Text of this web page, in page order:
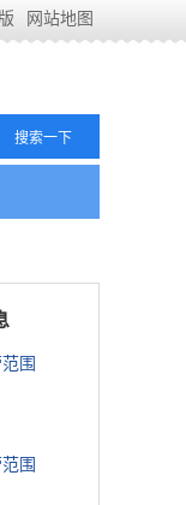
网站地图
围
围